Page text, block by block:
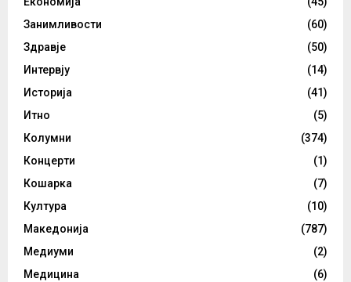
Занимливости
(60)
Здравје
(50)
Интервју
(14)
Историја
(41)
Итно
(5)
Колумни
(374)
Концерти
(1)
Кошарка
(7)
Култура
(10)
Македонија
(787)
Медиуми
(2)
Медицина
(6)